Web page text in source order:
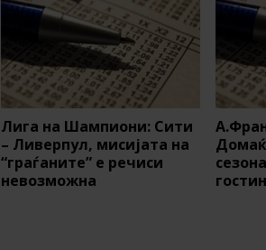
Лига на Шампиони: Сити
– Ливерпул, мисијата на
“граѓаните” е речиси
невозможна